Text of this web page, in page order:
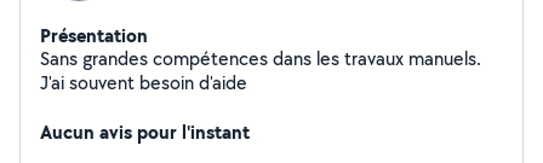
Présentation
Sans grandes compétences dans les travaux manuels.
J'ai souvent besoin d'aide
Aucun avis pour l'instant